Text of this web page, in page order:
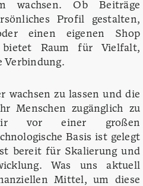
wachsen. Ob Beiträge
Profil gestalten,
einen eigenen Shop
Raum für Vielfalt,
Verbindung.
wachsen zu lassen und die
Menschen zugänglich zu
vor einer großen
Basis ist gelegt
bereit für Skalierung und
Was uns aktuell
Mittel, um diese